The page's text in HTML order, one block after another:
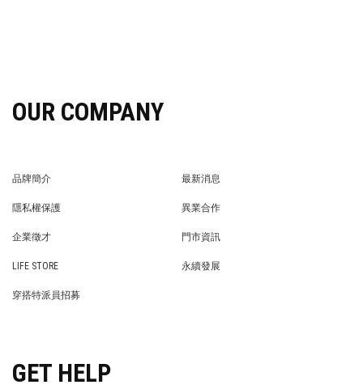
OUR COMPANY
品牌簡介
最新消息
隱私權保護
異業合作
企業徵才
門市資訊
LIFE STORE
永續發展
穿搭特派員招募
GET HELP